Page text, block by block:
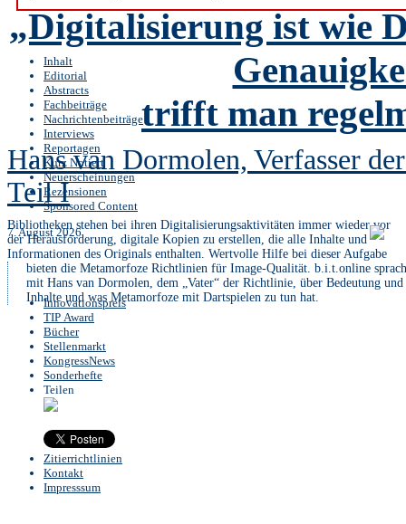
Inhalt
Editorial
Abstracts
Fachbeiträge
Nachrichtenbeiträge
Interviews
Reportagen
Kurz Notiert
Neuerscheinungen
Rezensionen
Sponsored Content
7. August 2026
Innovationspreis
TIP Award
Bücher
Stellenmarkt
KongressNews
Sonderhefte
Teilen
Zitierrichtlinien
Kontakt
Impresssum
„Digitalisierung ist wie
trifft man
Hans van Dormolen, Verfasser
Teil I
Bibliotheken stehen bei ihren Digitalisierungsaktivitäten immer wieder vor
der Herausforderung, digitale Kopien zu erstellen, die alle Inhalte und
Informationen des Originals enthalten. Wertvolle Hilfe bei dieser Aufgabe
bieten die Metamorfoze Richtlinien für Image-Qualität. b.i.t.online sprach
mit Hans van Dormolen, dem „Vater“ der Richtlinie, über Bedeutung und
Inhalte und was Metamorfoze mit Dartspielen zu tun hat.